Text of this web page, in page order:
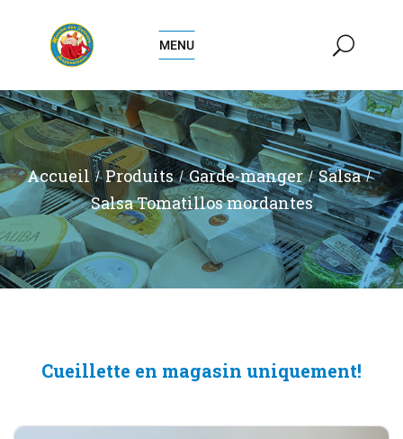
MENU
Accueil Produits Garde-manger
Salsa
Salsa Tomatillos mordantes
Cueillette en magasin uniquement!